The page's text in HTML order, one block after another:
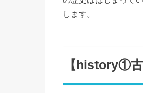
します。
【history①